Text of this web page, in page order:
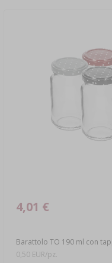
Barattolo TO 190 ml con
4,01 €
0,50 EUR/pz.